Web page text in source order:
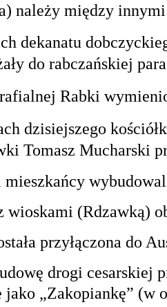
należy między
dekanatu
do rabczańskiej
Rabki
dzisiejszego
Tomasz Mucharski
wioskami (Rdzawką)
przyłączona do
drogi cesarskiej
jako „Zakopiankę” (w